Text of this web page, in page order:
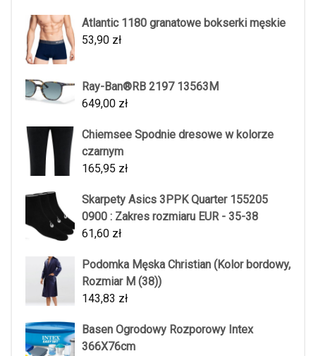
Atlantic 1180 granatowe bokserki męskie
53,90 zł
Ray-Ban®RB 2197 13563M
649,00 zł
Chiemsee Spodnie dresowe w kolorze
czarnym
165,95 zł
Skarpety Asics 3PPK Quarter 155205
0900 : Zakres rozmiaru EUR - 35-38
61,60 zł
Podomka Męska Christian (Kolor bordowy,
Rozmiar M (38))
143,83 zł
Basen Ogrodowy Rozporowy Intex
366X76cm